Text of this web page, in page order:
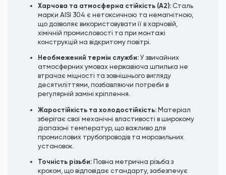
Харчова та атмосферна стійкість (A2): Сталь
марки AISI 304 є нетоксичною та немагнітною,
що дозволяє використовувати її в харчовій,
хімічній промисловості та при монтажі
конструкцій на відкритому повітрі.
Необмежений термін служби: У звичайних
атмосферних умовах нержавіюча шпилька не
втрачає міцності та зовнішнього вигляду
десятиліттями, позбавляючи потреби в
регулярній заміні кріплення.
Жаростійкість та холодостійкість: Матеріал
зберігає свої механічні властивості в широкому
діапазоні температур, що важливо для
промислових трубопроводів та морозильних
установок.
Точність різьби: Повна метрична різьба з
кроком, що відповідає стандарту, забезпечує